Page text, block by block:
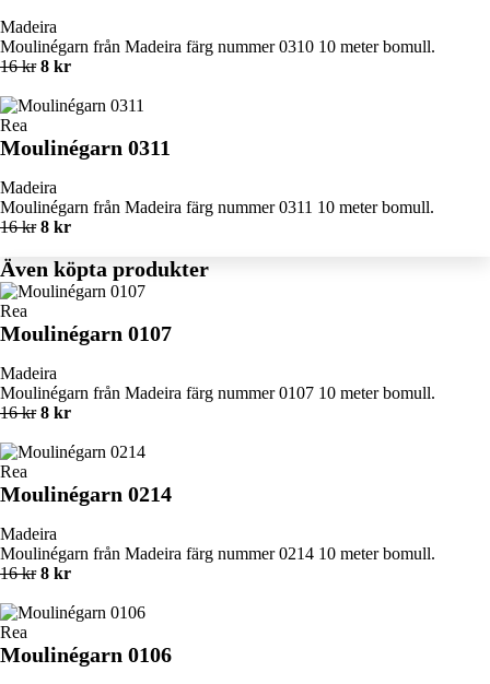
Madeira
Moulinégarn från Madeira färg nummer 0310 10 meter bomull.
16 kr 8 kr
Rea
Moulinégarn 0311
Madeira
Moulinégarn från Madeira färg nummer 0311 10 meter bomull.
16 kr 8 kr
Även köpta produkter
Rea
Moulinégarn 0107
Madeira
Moulinégarn från Madeira färg nummer 0107 10 meter bomull.
16 kr 8 kr
Rea
Moulinégarn 0214
Madeira
Moulinégarn från Madeira färg nummer 0214 10 meter bomull.
16 kr 8 kr
Rea
Moulinégarn 0106